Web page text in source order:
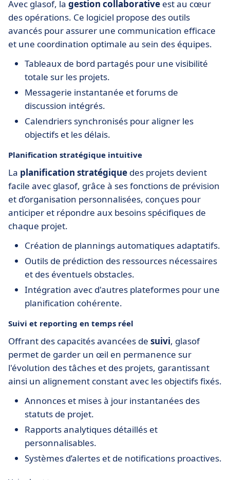
Avec glasof, la gestion collaborative est au cœur
des opérations. Ce logiciel propose des outils
avancés pour assurer une communication efficace
et une coordination optimale au sein des équipes.
Tableaux de bord partagés pour une visibilité
totale sur les projets.
Messagerie instantanée et forums de
discussion intégrés.
Calendriers synchronisés pour aligner les
objectifs et les délais.
Planification stratégique intuitive
La planification stratégique des projets devient
facile avec glasof, grâce à ses fonctions de prévision
et d’organisation personnalisées, conçues pour
anticiper et répondre aux besoins spécifiques de
chaque projet.
Création de plannings automatiques adaptatifs.
Outils de prédiction des ressources nécessaires
et des éventuels obstacles.
Intégration avec d'autres plateformes pour une
planification cohérente.
Suivi et reporting en temps réel
Offrant des capacités avancées de suivi, glasof
permet de garder un œil en permanence sur
l'évolution des tâches et des projets, garantissant
ainsi un alignement constant avec les objectifs fixés.
Annonces et mises à jour instantanées des
statuts de projet.
Rapports analytiques détaillés et
personnalisables.
Systèmes d’alertes et de notifications proactives.